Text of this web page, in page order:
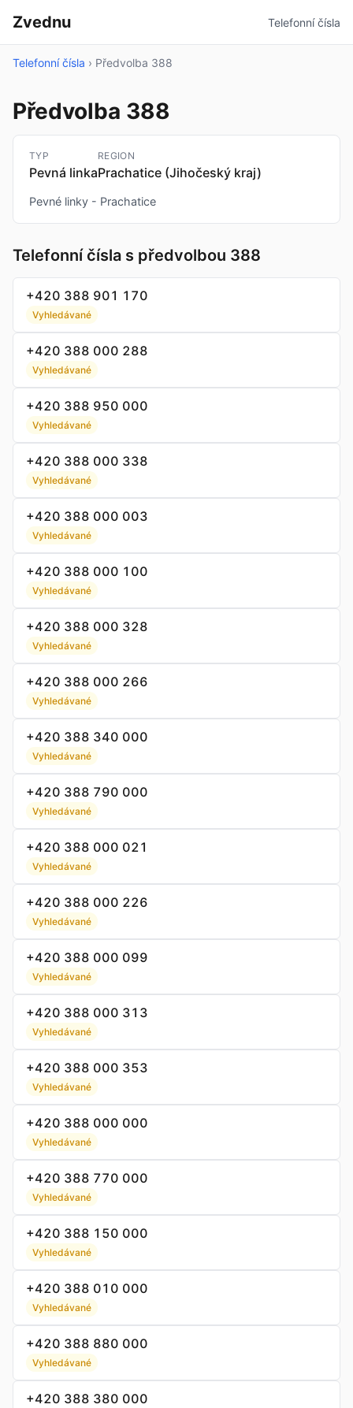
Zvednu Telefonní čísla
Telefonní čísla › Předvolba 388
Předvolba 388
TYP
Pevná linka
REGION
Prachatice (Jihočeský kraj)
Pevné linky - Prachatice
Telefonní čísla s předvolbou 388
+420 388 901 170
Vyhledávané
+420 388 000 288
Vyhledávané
+420 388 950 000
Vyhledávané
+420 388 000 338
Vyhledávané
+420 388 000 003
Vyhledávané
+420 388 000 100
Vyhledávané
+420 388 000 328
Vyhledávané
+420 388 000 266
Vyhledávané
+420 388 340 000
Vyhledávané
+420 388 790 000
Vyhledávané
+420 388 000 021
Vyhledávané
+420 388 000 226
Vyhledávané
+420 388 000 099
Vyhledávané
+420 388 000 313
Vyhledávané
+420 388 000 353
Vyhledávané
+420 388 000 000
Vyhledávané
+420 388 770 000
Vyhledávané
+420 388 150 000
Vyhledávané
+420 388 010 000
Vyhledávané
+420 388 880 000
Vyhledávané
+420 388 380 000